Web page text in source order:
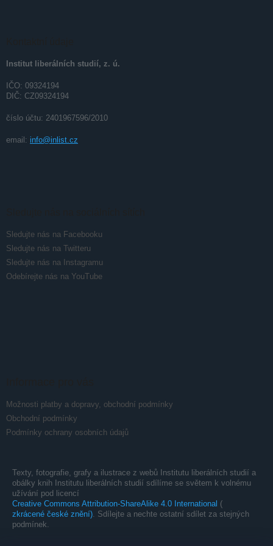
Institut liberálních studií, z. ú.
IČO: 09324194
DIČ: CZ09324194
číslo účtu: 2401967596/2010
email: info@inlist.cz
Sledujte nás na Facebooku
Sledujte nás na Twitteru
Sledujte nás na Instagramu
Odebírejte nás na YouTube
Možnosti platby a dopravy, obchodní podmínky
Obchodní podmínky
Podmínky ochrany osobních údajů
Texty, fotografie, grafy a ilustrace z webů Institutu liberálních studií a
obálky knih Institutu liberálních studií sdílíme se světem k volnému
užívání pod licencí
Creative Commons Attribution-ShareAlike 4.0 International (
zkrácené české znění) . Sdílejte a nechte ostatní sdílet za stejných
podmínek.